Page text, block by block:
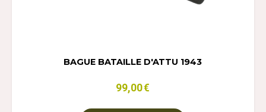
BAGUE BATAILLE D'ATTU 1943
99,00€